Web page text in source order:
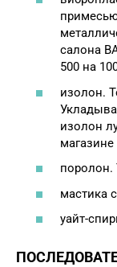
салона
500 на
изолон.
изолон
магазине
поролон.
мастика
уайт-